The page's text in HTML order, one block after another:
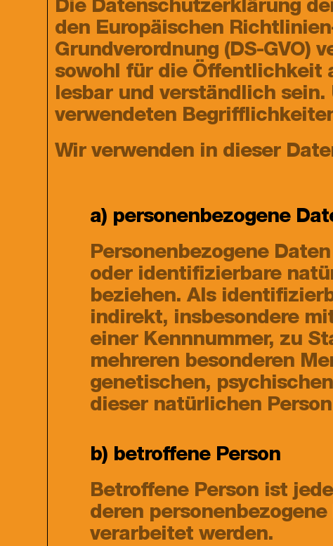
Die Datenschutzerklärung
den Europäischen
Grundverordnung (DS-GVO)
sowohl für die Öffentlichkeit
lesbar und verständlich
verwendeten
Wir verwenden in dieser
a) personenbezogene
Personenbezogene
oder identifizierbare
beziehen. Als
indirekt, insbesondere
einer Kennnummer, zu
mehreren besonderen
genetischen,
dieser natürlichen
b) betroffene Person
Betroffene Person ist
deren
verarbeitet werden.